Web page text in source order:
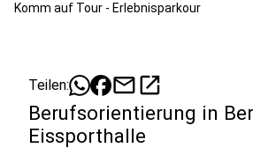
Komm auf Tour - Erlebnisparkour
Teilen: mailopen_in_new
Berufsorientierung in
Eissporthalle